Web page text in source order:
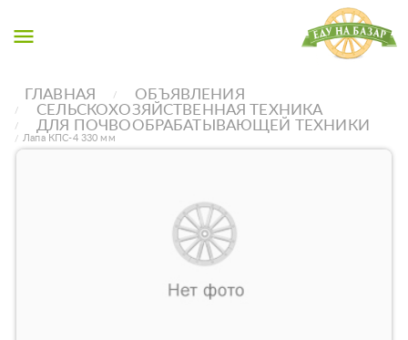
menu
ГЛАВНАЯ
ОБЪЯВЛЕНИЯ
СЕЛЬСКОХОЗЯЙСТВЕННАЯ ТЕХНИКА
ДЛЯ ПОЧВООБРАБАТЫВАЮЩЕЙ ТЕХНИКИ
Лапа КПС-4 330 мм